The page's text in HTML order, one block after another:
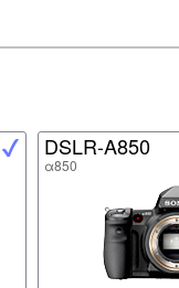
DSLR-A850
α850